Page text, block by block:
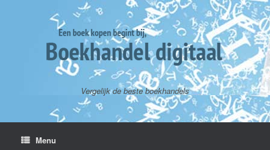
Vergelijk de beste boekhandels
Menu